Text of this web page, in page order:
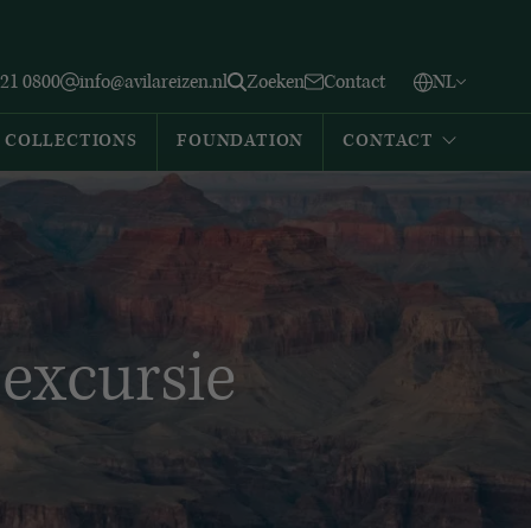
0800 info@avilareizen.nl Zoeken Contact NL
Español
COLLECTIONS FOUNDATION CONTACT